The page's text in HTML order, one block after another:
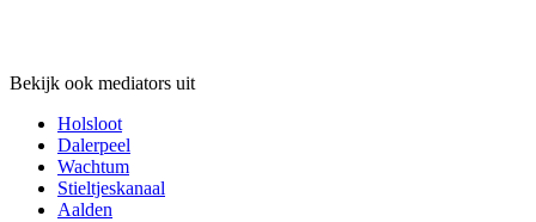
Bekijk ook mediators uit
Holsloot
Dalerpeel
Wachtum
Stieltjeskanaal
Aalden